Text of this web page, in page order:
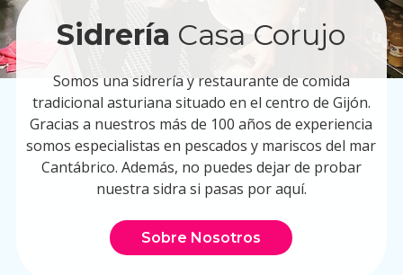
Sidrería Casa Corujo
Somos una sidrería y restaurante de comida
tradicional asturiana situado en el centro de Gijón.
Gracias a nuestros más de 100 años de experiencia
somos especialistas en pescados y mariscos del mar
Cantábrico. Además, no puedes dejar de probar
nuestra sidra si pasas por aquí.
Sobre Nosotros